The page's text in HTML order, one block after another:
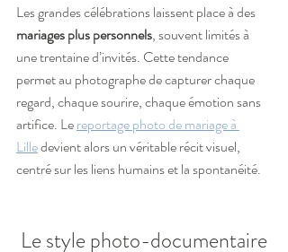
Les grandes célébrations laissent place à des
mariages plus personnels, souvent limités à
une trentaine d’invités. Cette tendance
permet au photographe de capturer chaque
regard, chaque sourire, chaque émotion sans
artifice. Le reportage photo de mariage à
Lille devient alors un véritable récit visuel,
centré sur les liens humains et la spontanéité.